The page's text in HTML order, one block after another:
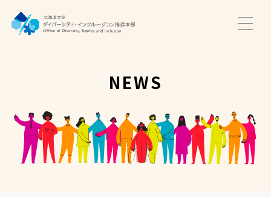
推進本部について
アクセス・お問い合わせ
NEWS